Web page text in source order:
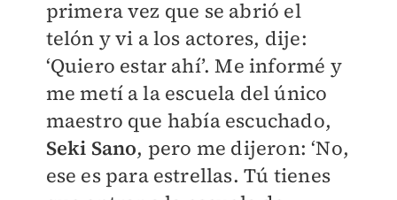
primera vez que se abrió el
telón y vi a los actores, dije:
‘Quiero estar ahí’. Me informé y
me metí a la escuela del único
maestro que había escuchado,
Seki Sano, pero me dijeron: ‘No,
ese es para estrellas. Tú tienes